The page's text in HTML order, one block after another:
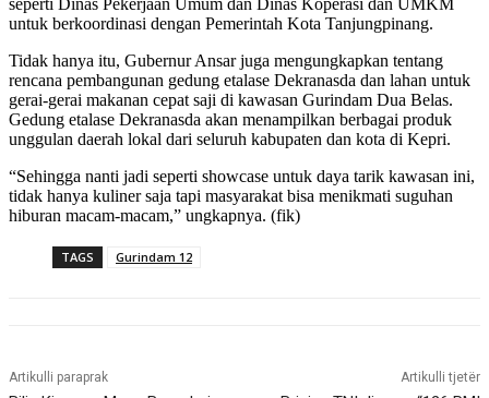
seperti Dinas Pekerjaan Umum dan Dinas Koperasi dan UMKM
untuk berkoordinasi dengan Pemerintah Kota Tanjungpinang.
Tidak hanya itu, Gubernur Ansar juga mengungkapkan tentang
rencana pembangunan gedung etalase Dekranasda dan lahan untuk
gerai-gerai makanan cepat saji di kawasan Gurindam Dua Belas.
Gedung etalase Dekranasda akan menampilkan berbagai produk
unggulan daerah lokal dari seluruh kabupaten dan kota di Kepri.
“Sehingga nanti jadi seperti showcase untuk daya tarik kawasan ini,
tidak hanya kuliner saja tapi masyarakat bisa menikmati suguhan
hiburan macam-macam,” ungkapnya. (fik)
TAGS Gurindam 12
Artikulli paraprak Artikulli tjetër